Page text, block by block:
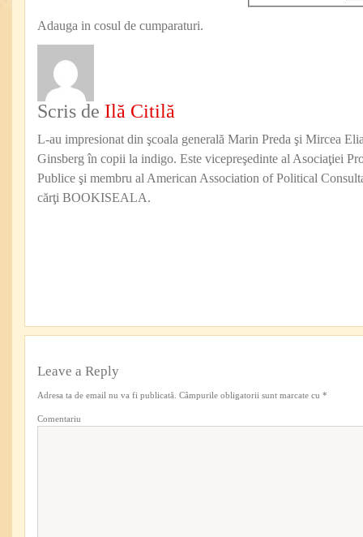
Adauga in cosul de cumparaturi.
Scris de Ilă Citilă
L-au impresionat din şcoala generală Marin Preda şi Mircea
Ginsberg în copii la indigo. Este vicepreşedinte al Asociaţiei
Publice şi membru al American Association of Political
cărţi BOOKISEALA.
Leave a Reply
Adresa ta de email nu va fi publicată. Câmpurile obligatorii sunt marcate cu *
Comentariu